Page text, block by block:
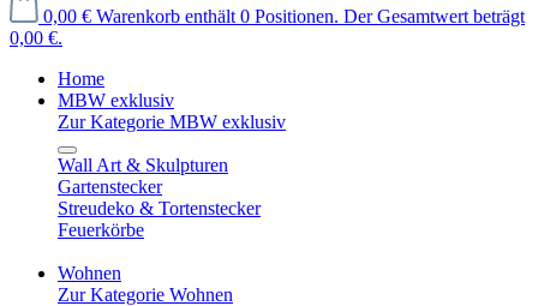
0,00 € Warenkorb enthält 0 Positionen. Der Gesamtwert beträgt
0,00 €.
Home
MBW exklusiv
Zur Kategorie MBW exklusiv
Wall Art & Skulpturen
Gartenstecker
Streudeko & Tortenstecker
Feuerkörbe
Wohnen
Zur Kategorie Wohnen